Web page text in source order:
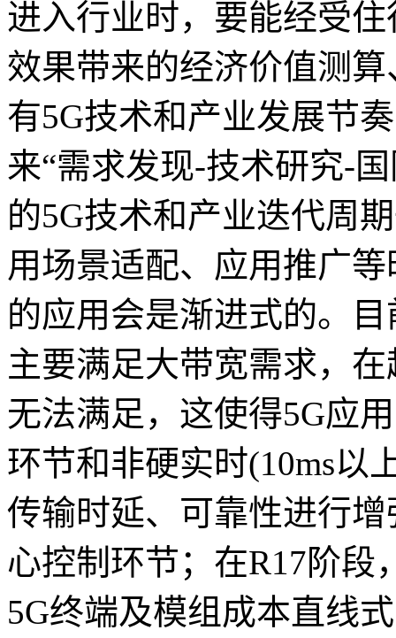
进入行业时，要能经受
效果带来的经济价值测
有5G技术和产业发展节
来“需求发现-技术研究-
的5G技术和产业迭代周
用场景适配、应用推广
的应用会是渐进式的。
主要满足大带宽需求，
无法满足，这使得5G应
环节和非硬实时(10ms以
传输时延、可靠性进行
心控制环节；在R17阶段
5G终端及模组成本直线